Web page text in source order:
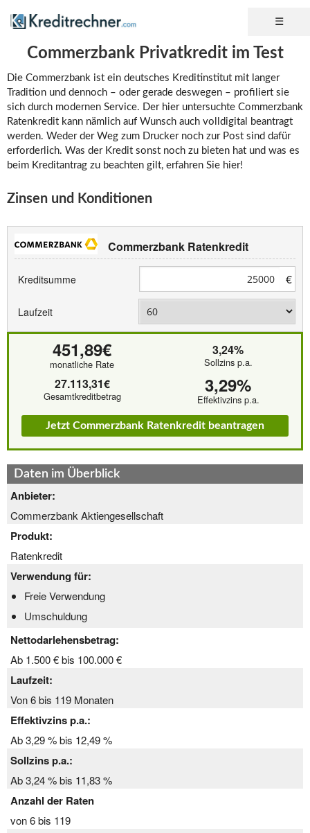
Commerzbank Privatkredit im Test
Die Commerzbank ist ein deutsches Kreditinstitut mit langer
Tradition und dennoch – oder gerade deswegen – profiliert sie
sich durch modernen Service. Der hier untersuchte Commerzbank
Ratenkredit kann nämlich auf Wunsch auch volldigital beantragt
werden. Weder der Weg zum Drucker noch zur Post sind dafür
erforderlich. Was der Kredit sonst noch zu bieten hat und was es
beim Kreditantrag zu beachten gilt, erfahren Sie hier!
Zinsen und Konditionen
Commerzbank Ratenkredit
Kreditsumme €
Laufzeit
451,89€
monatliche Rate
3,24%
Sollzins p.a.
3,29%
Effektivzins p.a.
27.113,31€
Gesamtkreditbetrag
Jetzt Commerzbank Ratenkredit beantragen
Daten im Überblick
Anbieter:
Commerzbank Aktiengesellschaft
Produkt:
Ratenkredit
Verwendung für:
Freie Verwendung
Umschuldung
Nettodarlehensbetrag:
Ab 1.500 € bis 100.000 €
Laufzeit:
Von 6 bis 119 Monaten
Effektivzins p.a.:
Ab 3,29 % bis 12,49 %
Sollzins p.a.:
Ab 3,24 % bis 11,83 %
Anzahl der Raten
von 6 bis 119